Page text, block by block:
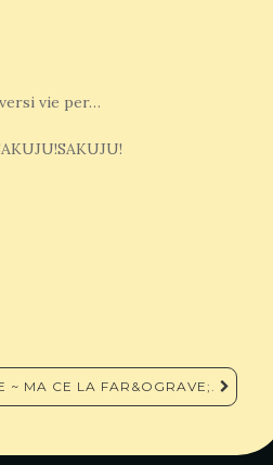
vie per…
~ MA CE LA FAR&OGRAVE;.